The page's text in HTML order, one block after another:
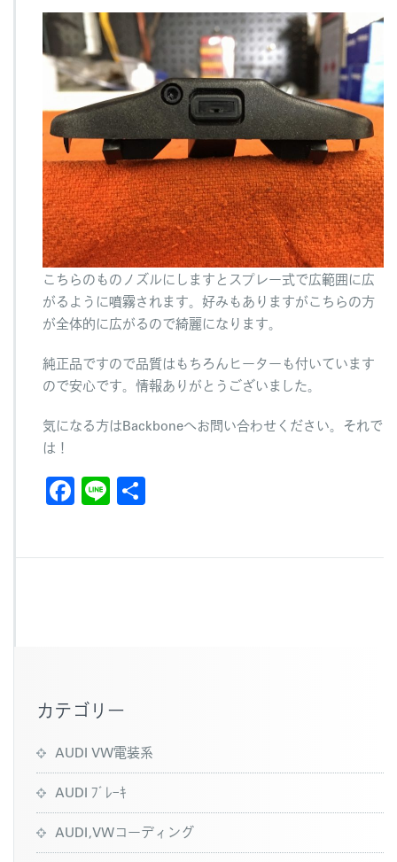
こちらのものノズルにしますとスプレー式で広範囲に広
がるように噴霧されます。好みもありますがこちらの方
が全体的に広がるので綺麗になります。
純正品ですので品質はもちろんヒーターも付いています
ので安心です。情報ありがとうございました。
気になる方はBackboneへお問い合わせください。それで
は！
F Li
カテゴリー
AUDI VW電装系
AUDI ﾌﾞﾚｰｷ
AUDI,VWコーディング